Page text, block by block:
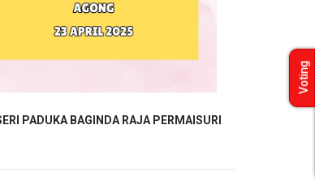
PADUKA BAGINDA RAJA PERMAISURI
Voting